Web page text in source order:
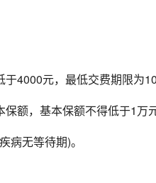
于4000元，最低交费期限为
额，基本保额不得低于1万
病无等待期)。